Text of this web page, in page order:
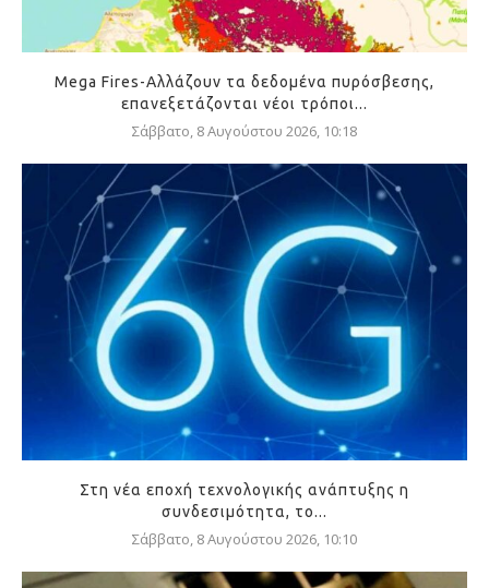
Mega Fires-Αλλάζουν τα δεδομένα πυρόσβεσης,
επανεξετάζονται νέοι τρόποι...
Σάββατο, 8 Αυγούστου 2026, 10:18
Στη νέα εποχή τεχνολογικής ανάπτυξης η
συνδεσιμότητα, το...
Σάββατο, 8 Αυγούστου 2026, 10:10